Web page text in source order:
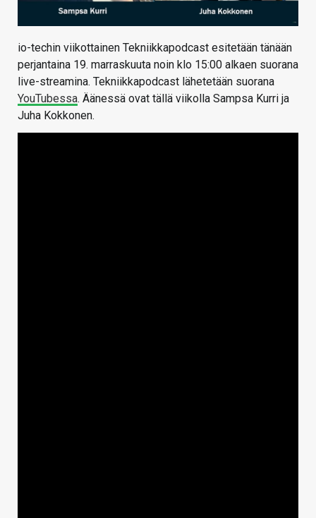
io-techin viikottainen Tekniikkapodcast esitetään tänään
perjantaina 19. marraskuuta noin klo 15:00 alkaen suorana
live-streamina. Tekniikkapodcast lähetetään suorana
YouTubessa. Äänessä ovat tällä viikolla Sampsa Kurri ja
Juha Kokkonen.